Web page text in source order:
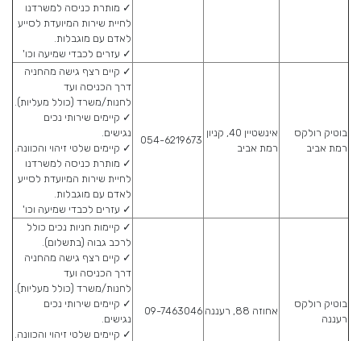
✓ מותרת כניסה למשרדנו
לחיית שירות המיועדת לסייע
לאדם עם מוגבלות.
✓ עזרים לכבדי שמיעה וכו'
בוטיק רולקס
רמת אביב
אינשטיין 40, קניון
רמת אביב
054-6219673
✓ קיים רצף גישה מהחניה
דרך הכניסה ועד
לחנות/משרד (כולל מעליות).
✓ קיימים שירותי נכים
נגישים.
✓ קיימים שלטי זיהוי והכוונה.
✓ מותרת כניסה למשרדנו
לחיית שירות המיועדת לסייע
לאדם עם מוגבלות.
✓ עזרים לכבדי שמיעה וכו'
בוטיק רולקס
רעננה
אחוזה 88, רעננה 09-7463046
✓ קיימות חניות נכים כולל
לרכב גבוה (בתשלום).
✓ קיים רצף גישה מהחניה
דרך הכניסה ועד
לחנות/משרד (כולל מעליות).
✓ קיימים שירותי נכים
נגישים.
✓ קיימים שלטי זיהוי והכוונה.